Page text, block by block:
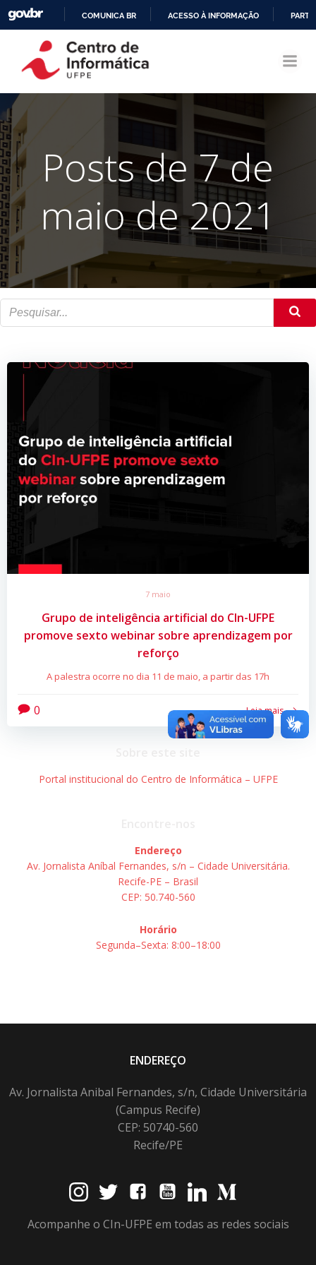
CONTEÚDO
COMUNICA BR ACESSO À INFORMAÇÃO
Posts de 7 de
maio de 2021
7 maio
Grupo de inteligência artificial do CIn-UFPE
promove sexto webinar sobre aprendizagem por
reforço
A palestra ocorre no dia 11 de maio, a partir das 17h
0 Leia mais
Portal institucional do Centro de Informática – UFPE
Endereço
Av. Jornalista Aníbal Fernandes, s/n – Cidade Universitária.
Recife-PE – Brasil
CEP: 50.740-560
Horário
Segunda–Sexta: 8:00–18:00
ENDEREÇO
Av. Jornalista Anibal Fernandes, s/n, Cidade Universitária
(Campus Recife)
CEP: 50740-560
Recife/PE
Acompanhe o CIn-UFPE em todas as redes sociais